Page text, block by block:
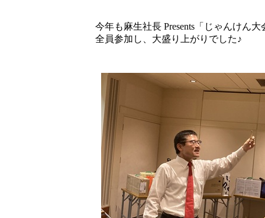
今年も麻生社長 Presents「じゃんけん大
全員参加し、大盛り上がりでした♪